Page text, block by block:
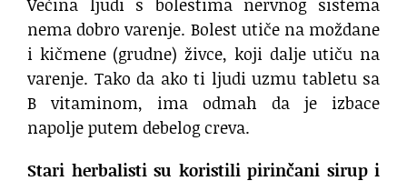
Većina ljudi s bolestima nervnog sistema
nema dobro varenje. Bolest utiče na moždane
i kičmene (grudne) živce, koji dalje utiču na
varenje. Tako da ako ti ljudi uzmu tabletu sa
B vitaminom, ima odmah da je izbace
napolje putem debelog creva.
Stari herbalisti su koristili pirinčani sirup i